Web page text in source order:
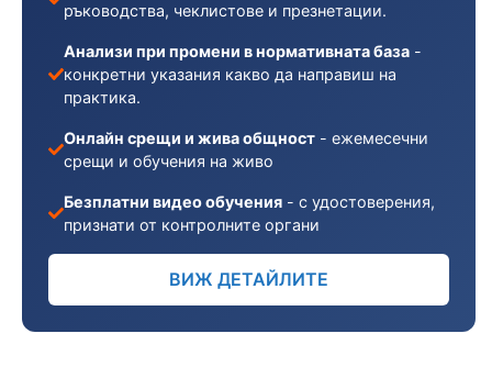
ръководства, чеклистове и презнетации.
Анализи при промени в нормативната база -
конкретни указания какво да направиш на
практика.
Онлайн срещи и жива общност - ежемесечни
срещи и обучения на живо
Безплатни видео обучения - с удостоверения,
признати от контролните органи
ВИЖ ДЕТАЙЛИТЕ